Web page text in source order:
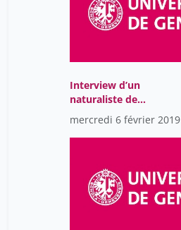
Interview d’un
naturaliste de
Folkestone
mercredi 6 février 2019